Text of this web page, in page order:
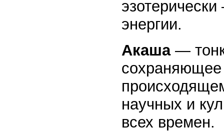
энергии.
Акаша—
научных и
всех времен.